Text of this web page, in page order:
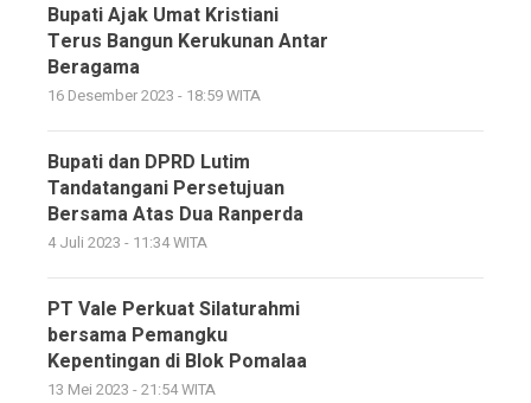
Bupati Ajak Umat Kristiani
Terus Bangun Kerukunan Antar
Beragama
16 Desember 2023 - 18:59 WITA
Bupati dan DPRD Lutim
Tandatangani Persetujuan
Bersama Atas Dua Ranperda
4 Juli 2023 - 11:34 WITA
PT Vale Perkuat Silaturahmi
bersama Pemangku
Kepentingan di Blok Pomalaa
13 Mei 2023 - 21:54 WITA